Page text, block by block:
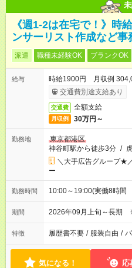
《週1-2は在宅で！》時
ンサーリスト作成など事
派遣 職種未経験OK ブランクOK
給与
時給1900円 月収例
交通費別途支給あり
交通費 全額支給
月収例 30万円～
勤務地
東京都港区
神谷町駅から徒歩3分 /
＼大手広告グループ★
ー
勤務時間 10:00～19:00(実働8時
期間 2026年09月上旬～長期
特徴 履歴書不要 / 服装自由 /
気になる！ 応